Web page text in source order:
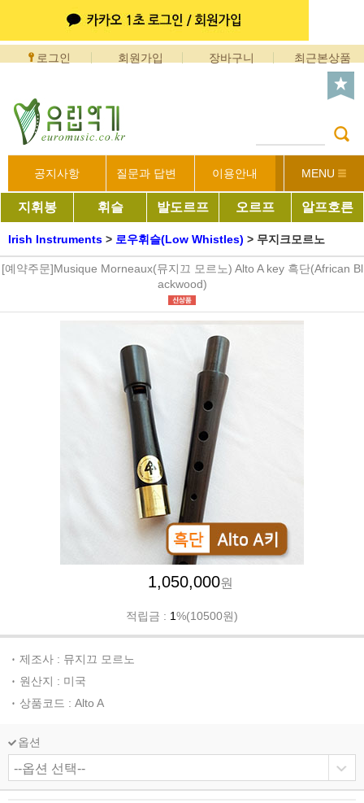
로그인 회원가입 장바구니 최근본상품
공지사항 질문과 답변 이용안내 MENU
지휘봉 휘슬 발도르프 오르프 알프호른
Irish Instruments > 로우휘슬(Low Whistles) > 무지크모르노
[예약주문]Musique Morneaux(뮤지끄 모르노) Alto A key 흑단(African Bl
ackwood)
1,050,000원
적립금 : 1%(10500원)
제조사 : 뮤지끄 모르노
원산지 : 미국
상품코드 : Alto A
옵션